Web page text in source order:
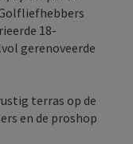
18-
gerenoveerde
terras op de
en de proshop